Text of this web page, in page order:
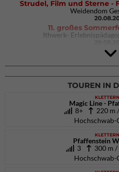
Strudel, Film und Sterne -
Weidendom
11. großes
Ithwerk-
4Blocs
DAV Kletter- & Boulderzentrum
TOUREN IN
KLETTERN
Magic Line -
8+
220 m
Hochschwab-
KLETTERN
Pfaffenstein
3
300 m
Hochschwab-